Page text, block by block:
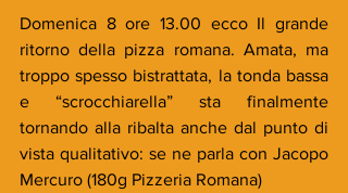
Domenica 8 ore 13.00 ecco Il grande
ritorno della pizza romana. Amata, ma
troppo spesso bistrattata, la tonda bassa
e “scrocchiarella” sta finalmente
tornando alla ribalta anche dal punto di
vista qualitativo: se ne parla con Jacopo
Mercuro (180g Pizzeria Romana)